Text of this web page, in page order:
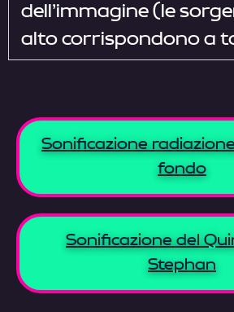
dell’immagine (le
alto corrispondono a
Sonificazione
fondo
Sonificazione del
Stephan